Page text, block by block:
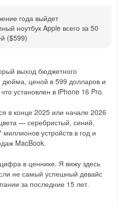
года выйдет
ноутбук Apple всего за 50
($599)
выход бюджетного
дюйма, ценой в 599 долларов и
установлен в iPhone 16 Pro.
в конце 2025 или начале 2026
— серебристый, синий,
устройств в год и
MacBook.
в ценнике. Я вижу здесь
не самый успешный девайс
за последние 15 лет.